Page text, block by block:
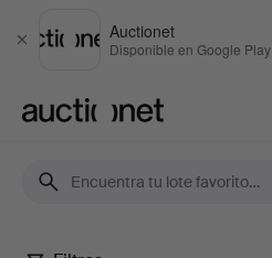
Cerrar
Auctionet
Disponible en Google Play